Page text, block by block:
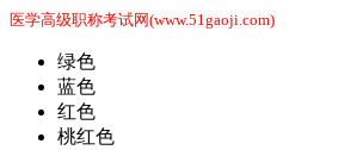
医学高级职称考试网(www.51gaoji.com)
绿色
蓝色
红色
桃红色